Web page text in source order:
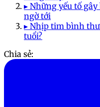
▸ Những yếu tố
ngờ tới
▸ Nhịp tim bình
tuổi?
Chia sẻ: